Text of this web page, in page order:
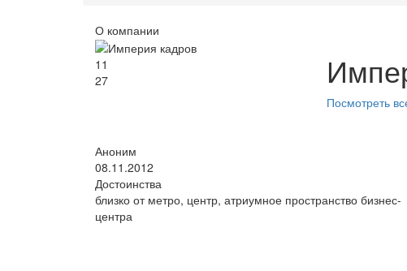
О компании
11
27
Посмотреть
Аноним
08.11.2012
Достоинства
близко от метро, центр, атриумное пространство бизнес-
центра